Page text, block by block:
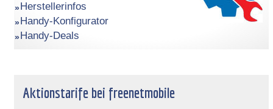
Herstellerinfos
Handy-Konfigurator
Handy-Deals
Aktionstarife bei freenetmobile